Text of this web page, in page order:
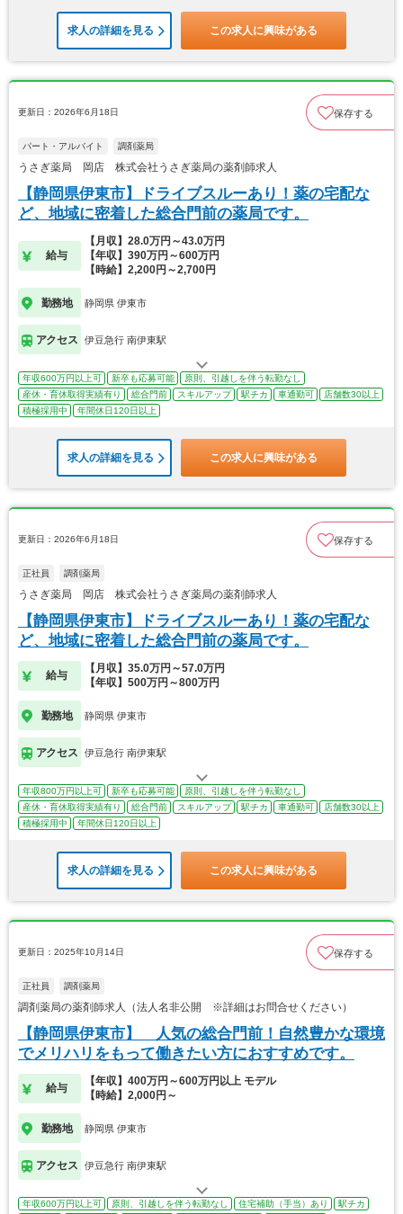
求人の詳細を見る この求人に興味がある
更新日：2026年6月18日 保存する
パート・アルバイト 調剤薬局
うさぎ薬局 岡店 株式会社うさぎ薬局の薬剤師求人
【静岡県伊東市】ドライブスルーあり！薬の宅配な
ど、地域に密着した総合門前の薬局です。
給与
【月収】28.0万円～43.0万円
【年収】390万円～600万円
【時給】2,200円～2,700円
勤務地 静岡県 伊東市
アクセス 伊豆急行 南伊東駅
年収600万円以上可 新卒も応募可能
原則、引越しを伴う転勤なし
産休・育休取得実績有り
総合門前 スキルアップ 駅チカ 車通勤可
店舗数30以上
積極採用中
年間休日120日以上
求人の詳細を見る この求人に興味がある
更新日：2026年6月18日 保存する
正社員 調剤薬局
うさぎ薬局 岡店 株式会社うさぎ薬局の薬剤師求人
【静岡県伊東市】ドライブスルーあり！薬の宅配な
ど、地域に密着した総合門前の薬局です。
給与
【月収】35.0万円～57.0万円
【年収】500万円～800万円
勤務地 静岡県 伊東市
アクセス 伊豆急行 南伊東駅
年収800万円以上可 新卒も応募可能
原則、引越しを伴う転勤なし
産休・育休取得実績有り
総合門前 スキルアップ 駅チカ 車通勤可
店舗数30以上
積極採用中
年間休日120日以上
求人の詳細を見る この求人に興味がある
更新日：2025年10月14日 保存する
正社員 調剤薬局
調剤薬局の薬剤師求人（法人名非公開 ※詳細はお問合せください）
【静岡県伊東市】 人気の総合門前！自然豊かな環境
でメリハリをもって働きたい方におすすめです。
給与
【年収】400万円～600万円以上 モデル
【時給】2,000円～
勤務地 静岡県 伊東市
アクセス 伊豆急行 南伊東駅
年収600万円以上可 原則、引越しを伴う転勤なし 住宅補助（手当）あり
駅チカ